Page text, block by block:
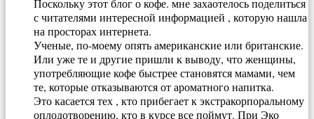
Поскольку этот блог о кофе. мне захаотелось поделиться
с читателями интересной информацией , которую нашла
на просторах интернета.
Ученые, по-моему опять американские или британские.
Или уже те и другие пришли к выводу, что женщины,
употребляющие кофе быстрее становятся мамами, чем
те, которые отказываются от ароматного напитка.
Это касается тех , кто прибегает к экстракорпоральному
оплодотворению, кто в курсе все поймут. При Эко